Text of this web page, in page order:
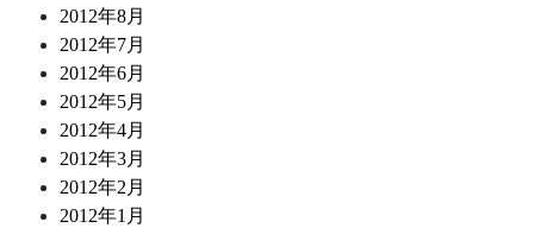
2012年8月
2012年7月
2012年6月
2012年5月
2012年4月
2012年3月
2012年2月
2012年1月